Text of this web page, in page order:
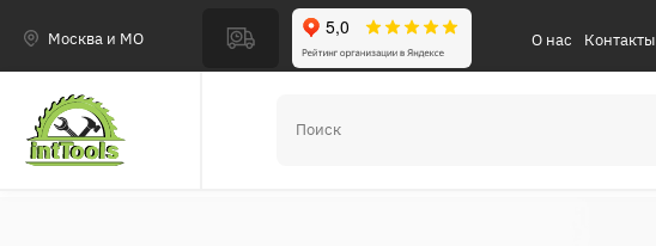
Москва и МО О нас Контакты